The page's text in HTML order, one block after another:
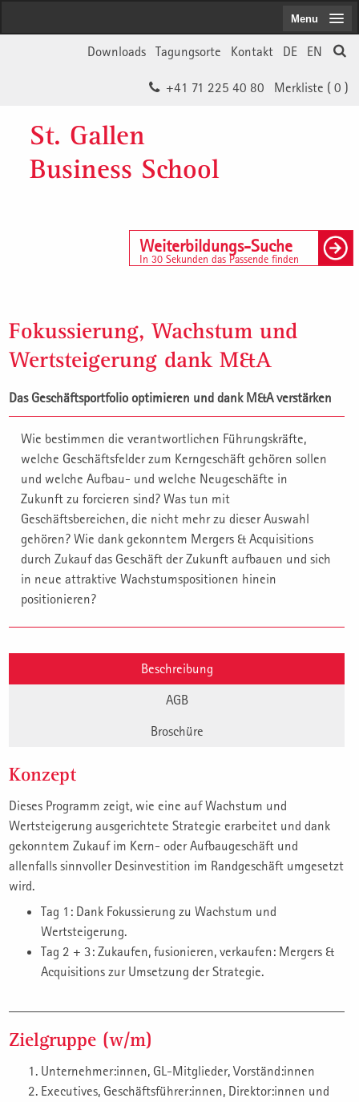
EN
DE
Kontakt
Tagungsorte
Downloads
Merkliste ( 0 )
+41 71 225 40 80
St. Gallen
Business School
Weiterbildungs-Suche
In 30 Sekunden das Passende finden
Menu
Fokussierung, Wachstum und
Wertsteigerung dank M&A
Das Geschäftsportfolio optimieren und dank M&A verstärken
Wie bestimmen die verantwortlichen Führungskräfte,
welche Geschäftsfelder zum Kerngeschäft gehören sollen
und welche Aufbau- und welche Neugeschäfte in
Zukunft zu forcieren sind? Was tun mit
Geschäftsbereichen, die nicht mehr zu dieser Auswahl
gehören? Wie dank gekonntem Mergers & Acquisitions
durch Zukauf das Geschäft der Zukunft aufbauen und sich
in neue attraktive Wachstumspositionen hinein
positionieren?
Beschreibung
AGB
Broschüre
Konzept
Dieses Programm zeigt, wie eine auf Wachstum und
Wertsteigerung ausgerichtete Strategie erarbeitet und dank
gekonntem Zukauf im Kern- oder Aufbaugeschäft und
allenfalls sinnvoller Desinvestition im Randgeschäft umgesetzt
wird.
Tag 1: Dank Fokussierung zu Wachstum und
Wertsteigerung.
Tag 2 + 3: Zukaufen, fusionieren, verkaufen: Mergers &
Acquisitions zur Umsetzung der Strategie.
Zielgruppe (w/m)
Unternehmer:innen, GL-Mitglieder, Vorständ:innen
Executives, Geschäftsführer:innen, Direktor:innen und